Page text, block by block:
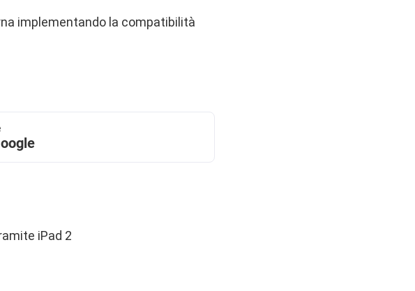
implementando la compatibilità
iPad 2